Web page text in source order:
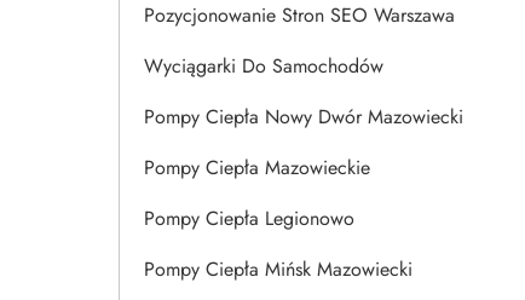
Pozycjonowanie Stron SEO Warszawa
Wyciągarki Do Samochodów
Pompy Ciepła Nowy Dwór Mazowiecki
Pompy Ciepła Mazowieckie
Pompy Ciepła Legionowo
Pompy Ciepła Mińsk Mazowiecki